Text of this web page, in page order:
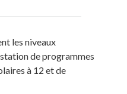
les niveaux
de programmes
à 12 et de